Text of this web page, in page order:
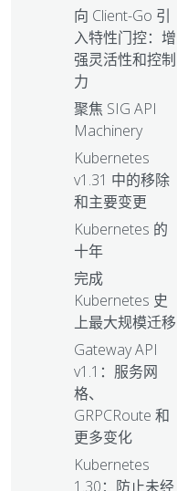
向 Client-Go 引
入特性门控：增
强灵活性和控制
力
聚焦 SIG API
Machinery
Kubernetes
v1.31 中的移除
和主要变更
Kubernetes 的
十年
完成
Kubernetes 史
上最大规模迁移
Gateway API
v1.1：服务网
格、
GRPCRoute 和
更多变化
Kubernetes
1.30：防止未经